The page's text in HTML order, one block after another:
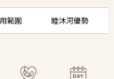
範圍 睦沐河優勢